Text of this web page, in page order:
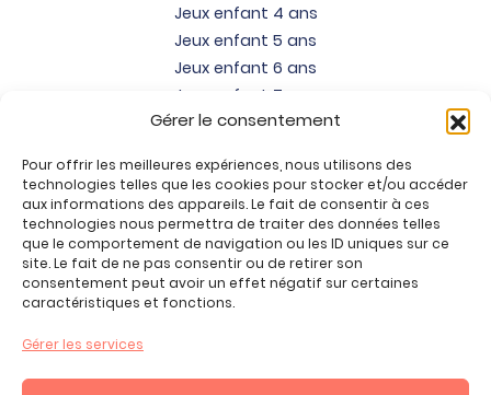
Gérer le consentement
Pour offrir les meilleures expériences, nous utilisons des
technologies telles que les cookies pour stocker et/ou accéder
aux informations des appareils. Le fait de consentir à ces
technologies nous permettra de traiter des données telles
que le comportement de navigation ou les ID uniques sur ce
site. Le fait de ne pas consentir ou de retirer son
consentement peut avoir un effet négatif sur certaines
caractéristiques et fonctions.
Gérer les services
Jeux enfant 4 ans
Jeux enfant 5 ans
Jeux enfant 6 ans
Jeux enfant 7 ans
Jeux enfant 8 ans
Jeux enfant 10 ans
Jeux enfant 11 ans
Jeux enfant 12 ans
Tous nos produits
Promos jeux de loisirs créatifs
Mon compte